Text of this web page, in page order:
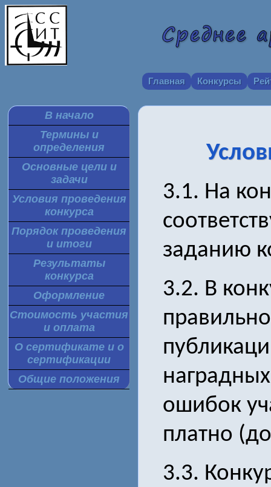
Главная Конкурсы
В начало
Термины и
определения
Основные цели и
задачи
Условия проведения
конкурса
Порядок проведения
и итоги
Результаты
конкурса
Оформление
Стоимость участия
и оплата
О сертификате и о
сертификации
Общие положения
3.1. На
заданию
3.2. В
ошибок
платно
3.3.